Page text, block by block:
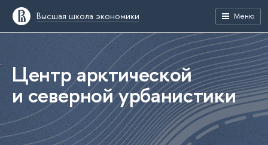
Высшая школа экономики Меню
Центр арктической
и северной урбанистики